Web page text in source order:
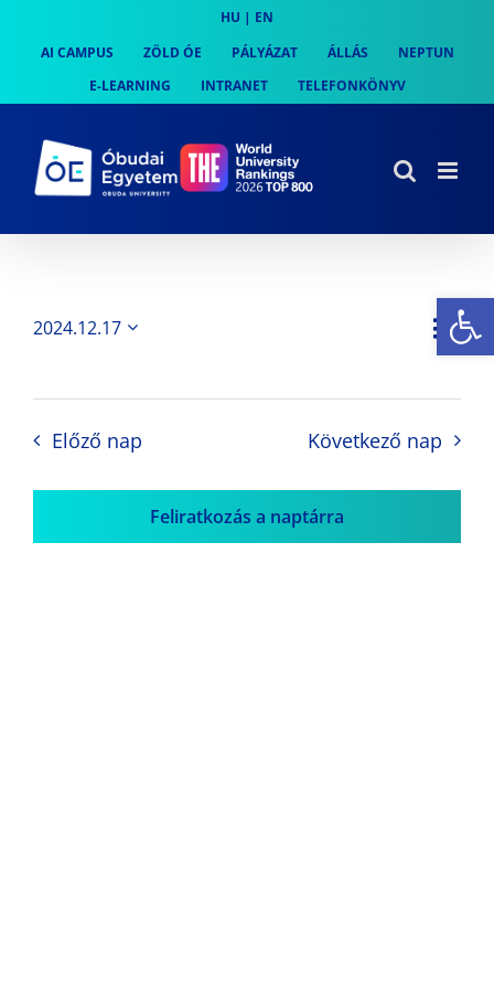
content
HU | EN
AI CAMPUS
ZÖLD ÓE PÁLYÁZAT ÁLLÁS
NEPTUN
E-LEARNING
INTRANET TELEFONKÖNYV
Nap
2024.12.17
Előző nap Következő nap
Feliratkozás a naptárra